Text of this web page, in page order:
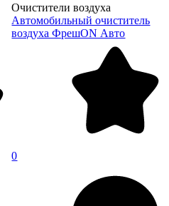
Очистители воздуха
Автомобильный очиститель
воздуха ФрешON Авто
0